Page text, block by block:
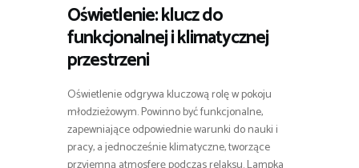
Oświetlenie: klucz do
funkcjonalnej i klimatycznej
przestrzeni
Oświetlenie odgrywa kluczową rolę w pokoju
młodzieżowym. Powinno być funkcjonalne,
zapewniające odpowiednie warunki do nauki i
pracy, a jednocześnie klimatyczne, tworzące